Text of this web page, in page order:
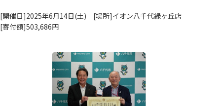
[開催日]2025年6月14日(土) [場所]イオン八千代緑ヶ丘店
[寄付額]503,686円